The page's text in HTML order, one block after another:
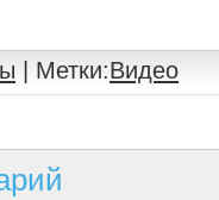
| Метки:Видео